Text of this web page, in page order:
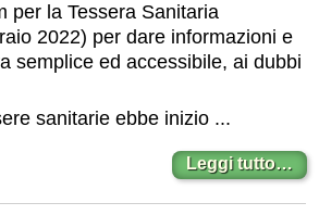
per la Tessera Sanitaria
2022) per dare informazioni e
semplice ed accessibile, ai dubbi
sanitarie ebbe inizio ...
Leggi tutto…